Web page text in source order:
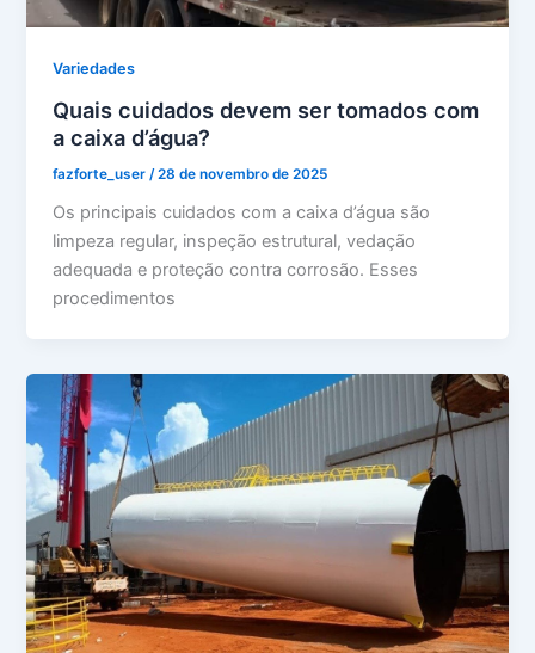
Variedades
Quais cuidados devem ser tomados com
a caixa d’água?
fazforte_user /28 de novembro de 2025
Os principais cuidados com a caixa d’água são
limpeza regular, inspeção estrutural, vedação
adequada e proteção contra corrosão. Esses
procedimentos